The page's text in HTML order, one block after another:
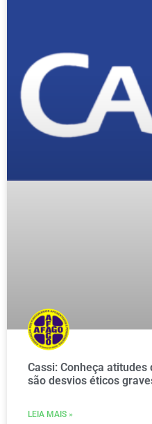
Cassi: Conheça
são desvios éticos
LEIA MAIS »